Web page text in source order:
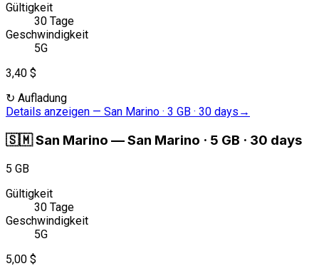
Gültigkeit
30 Tage
Geschwindigkeit
5G
3,40 $
↻ Aufladung
Details anzeigen — San Marino · 3 GB · 30 days →
🇸🇲San Marino —San Marino · 5 GB · 30 days
5 GB
Gültigkeit
30 Tage
Geschwindigkeit
5G
5,00 $